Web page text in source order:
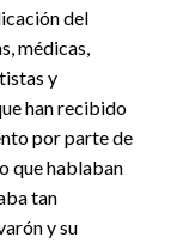
del
médicas,
y
han recibido
por parte de
que hablaban
tan
y su